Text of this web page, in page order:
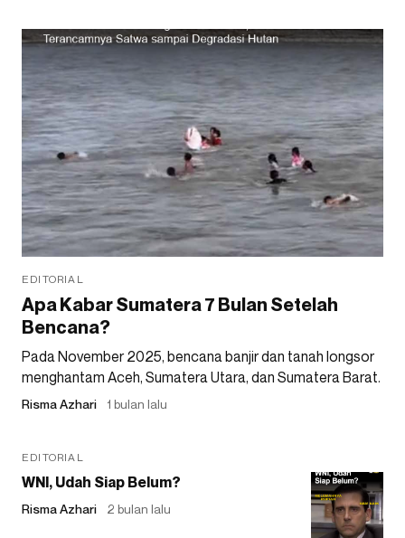
EDITORIAL
Apa Kabar Sumatera 7 Bulan Setelah
Bencana?
Pada November 2025, bencana banjir dan tanah longsor
menghantam Aceh, Sumatera Utara, dan Sumatera Barat.
Risma Azhari 1 bulan lalu
EDITORIAL
WNI, Udah Siap Belum?
Risma Azhari 2 bulan lalu